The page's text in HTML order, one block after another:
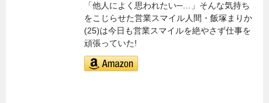
「他人によく思われたい─…」そんな気持ち
をこじらせた営業スマイル人間・飯塚まりか
(25)は今日も営業スマイルを絶やさず仕事を
頑張っていた!